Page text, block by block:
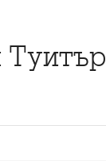
Туитър